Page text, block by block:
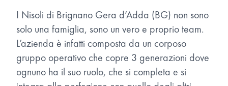
I Nisoli di Brignano Gera d’Adda (BG) non sono
solo una famiglia, sono un vero e proprio team.
L’azienda è infatti composta da un corposo
gruppo operativo che copre 3 generazioni dove
ognuno ha il suo ruolo, che si completa e si